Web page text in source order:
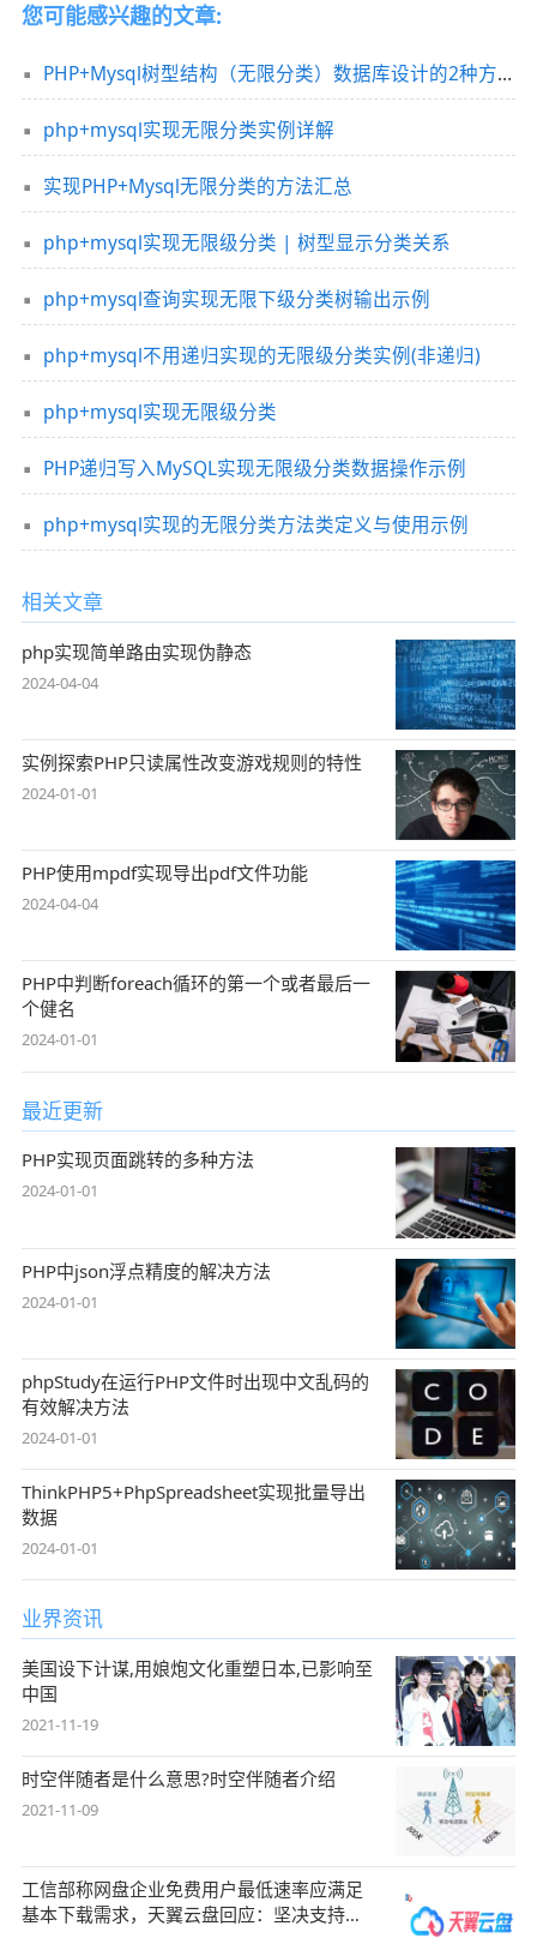
您可能感兴趣的文章:
PHP+Mysql树型结构（无限分类）数据库设计的2种方式实例
php+mysql实现无限分类实例详解
实现PHP+Mysql无限分类的方法汇总
php+mysql实现无限级分类 | 树型显示分类关系
php+mysql查询实现无限下级分类树输出示例
php+mysql不用递归实现的无限级分类实例(非递归)
php+mysql实现无限级分类
PHP递归写入MySQL实现无限级分类数据操作示例
php+mysql实现的无限分类方法类定义与使用示例
相关文章
php实现简单路由实现伪静态
2024-04-04
实例探索PHP只读属性改变游戏规则的特性
2024-01-01
PHP使用mpdf实现导出pdf文件功能
2024-04-04
PHP中判断foreach循环的第一个或者最后一
个健名
2024-01-01
最近更新
PHP实现页面跳转的多种方法
2024-01-01
PHP中json浮点精度的解决方法
2024-01-01
phpStudy在运行PHP文件时出现中文乱码的
有效解决方法
2024-01-01
ThinkPHP5+PhpSpreadsheet实现批量导出
数据
2024-01-01
业界资讯
美国设下计谋,用娘炮文化重塑日本,已影响至
中国
2021-11-19
时空伴随者是什么意思?时空伴随者介绍
2021-11-09
工信部称网盘企业免费用户最低速率应满足
基本下载需求，天翼云盘回应：坚决支持，